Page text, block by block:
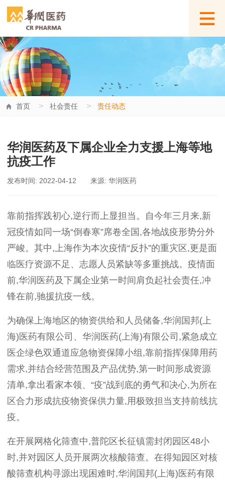
首页 > 社会责任 > 责任动态
华润医药及下属企业全力支援上海等地
抗疫工作
发布时间: 2022-04-12 来源: 华润医药
靠前指挥践初心,逆行而上显担当。自今年三月来,新
冠疫情如同一场“倒春寒”席卷全国 ,各地战疫形势分外
严峻。其中,上海作为本次疫情“反扑”的重灾区 ,更是面
临医疗资源不足、志愿人员紧缺等多重挑战。疫情面
前,华润医药及下属企业第一时间肩负起社会责任,冲
锋在前,驰援抗疫一线。
为确保上海地区的物资供给和人员储备,华润国邦(上
海) 医药有限公司、华润医药(上海)有限公司 ,紧急成立
医企绿色双通道应急物资保障小组 ,靠前指挥保障用药
需求,并结合经营范围及产品优势,第一时间形成资源
清单,拿出看家本领、“疫”战到底的勇气和决心,为所在
区合力形成抗疫物资保供力量,用极致担当支持前线抗
疫。
在开展网格化筛查中,普陀区长征镇需封闭园区48小
时,并对园区人员开展两次核酸筛查。在得知园区对核
酸筛查机构寻源出现困难时,华润国邦(上海) 医药有限